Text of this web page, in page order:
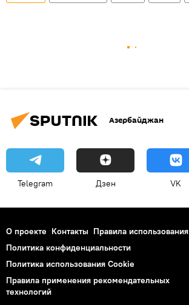
Азербайджан
Telegram Дзен VK
О проекте Контакты Правила использования
Политика конфиденциальности
Политика использования Cookie
Правила применения рекомендательных
технологий